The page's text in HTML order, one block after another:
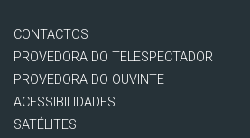
CONTACTOS
PROVEDORA DO TELESPECTADOR
PROVEDORA DO OUVINTE
ACESSIBILIDADES
SATÉLITES